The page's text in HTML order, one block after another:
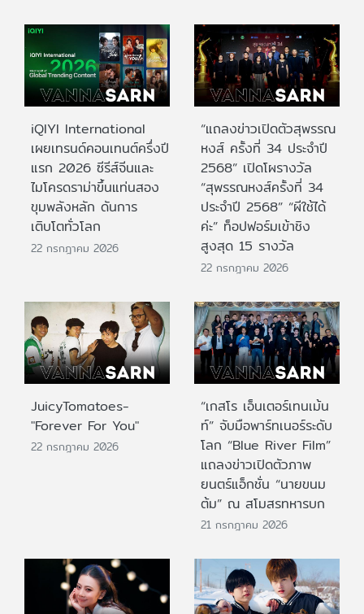
iQIYI International
เผยเทรนด์คอนเทนต์ครึ่งปี
แรก 2026 ซีรีส์จีนและ
ไมโครดราม่าขึ้นแท่นสอง
ขุมพลังหลัก ดันการ
เติบโตทั่วโลก
22 กรกฎาคม 2026
“แถลงข่าวเปิดตัวสุพรรณ
หงส์ ครั้งที่ 34 ประจำปี
2568” เปิดโผรางวัล
“สุพรรณหงส์ครั้งที่ 34
ประจำปี 2568” “ผีใช้ได้
ค่ะ” ท็อปฟอร์มเข้าชิง
สูงสุด 15 รางวัล
22 กรกฎาคม 2026
JuicyTomatoes-
"Forever For You"
22 กรกฎาคม 2026
“เกสโร เอ็นเตอร์เทนเม้น
ท์” จับมือพาร์ทเนอร์ระดับ
โลก “Blue River Film”
แถลงข่าวเปิดตัวภาพ
ยนตร์แอ็กชั่น “นายขนม
ต้ม” ณ สโมสรทหารบก
21 กรกฎาคม 2026